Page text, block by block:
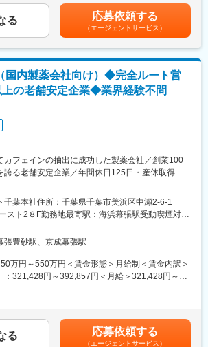
年間休日125日、平均残業10～20時間、育休復帰
生も充実。
以上の安定企業で、1916年に国内で初めてカフ
成功しました。以来、医薬品原薬製造を中心に事
くの製薬会社と取引があります。また、多くの特
開発体制と確かな品質保証体制が高く評価されて
新たに創薬にも挑戦しており、国内外の大学や研
て研究開発を進めています。さらに、医薬品原料
技術を活かし、天然素材の開発や健康食品の受託
ています。共同研究を通じて、伝統的に食されて
性と安全性を確認した商品を提供しています。
製品が入ってくるから、定期的にお店を覗きに来
たくさん！
フにとっても、いつも新しいコスメとの出会いが
場環境
ひとつのコーナーを、自分で販売するものを決め
などを工夫して運営できます。
アを取り入れて結果に繋がるので非常にやりがい
無し！チームで業務を進めるのが当社の特徴で
したときは大きなやりがいを感じられます！
心のサポート体制◎
修します。
成功事例が共有されるので、あなたの販売スキ
られます。
通しのよさが当社の魅力の一つ。先輩方が丁寧に
パス：
ープ内の様々な美容ブランドへ異動して新たな職種
きます
特別賞与は業績状況による■モデル年収：チーフ
円チーフ（5年目）426万円賃金はあくまでも目安
選考を通じて上下する可能性があります。月給(月
含めた表記です。
る 応募依頼する
（エージェントサービス）
国内製薬会社向け）◆完全ルート営
の老舗安定企業◆業界経験不問
カフェインの抽出に成功した製薬会社／創業100
誇る老舗安定企業／年間休日125日・産休取得率
もり、契約、与信管理などの営業業務を担当し、
を行います。新規開拓はなく、既存顧客との関係
が中心です。
び回収業務
千葉本社住所：千葉県千葉市美浜区中瀬2-6-1
スト2８F勤務地最寄駅：海浜幕張駅受動喫煙対
可能場所あり変更の範囲：会社の定める事業所
張豊砂駅、京成幕張駅
万円～550万円＜賃金形態＞月給制＜賃金内訳＞
：321,428円～392,857円＜月給＞321,428円～
)は固定手当を含めた表記です。
る 応募依頼する
（エージェントサービス）